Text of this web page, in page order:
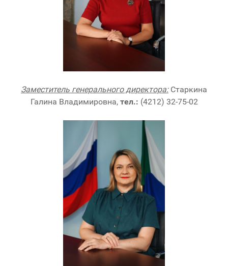
Заместитель генерального директора:Старкина
Галина Владимировна, тел.: (4212) 32-75-02